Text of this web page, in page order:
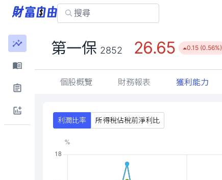
第一保 2852 26.65 0.15 (0.56%)
個股概覽 財務報表 獲利能力
利潤比率 所得稅佔稅前淨利比